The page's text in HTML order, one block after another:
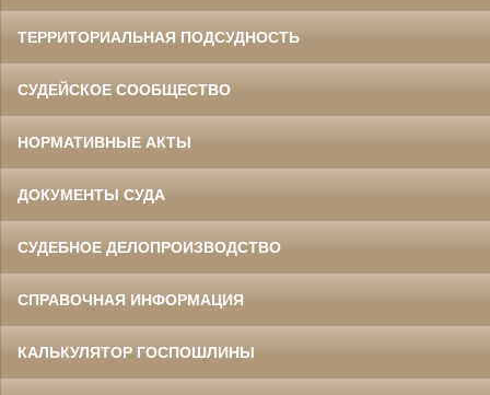
ТЕРРИТОРИАЛЬНАЯ ПОДСУДНОСТЬ
СУДЕЙСКОЕ СООБЩЕСТВО
НОРМАТИВНЫЕ АКТЫ
ДОКУМЕНТЫ СУДА
СУДЕБНОЕ ДЕЛОПРОИЗВОДСТВО
СПРАВОЧНАЯ ИНФОРМАЦИЯ
КАЛЬКУЛЯТОР ГОСПОШЛИНЫ